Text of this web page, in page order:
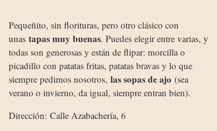
Pequeñito, sin florituras, pero otro clásico con
unas tapas muy buenas. Puedes elegir entre varias, y
todas son generosas y están de flipar: morcilla o
picadillo con patatas fritas, patatas bravas y lo que
siempre pedimos nosotros, las sopas de ajo (sea
verano o invierno, da igual, siempre entran bien).
Dirección: Calle Azabachería, 6